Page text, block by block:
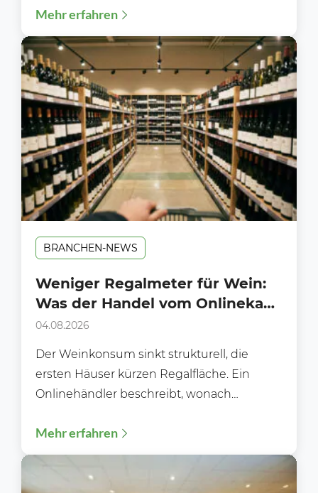
Mehr erfahren
BRANCHEN-NEWS
Weniger Regalmeter für Wein:
Was der Handel vom Onlinekauf
lernen kann
04.08.2026
Der Weinkonsum sinkt strukturell, die
ersten Häuser kürzen Regalfläche. Ein
Onlinehändler beschreibt, wonach
suchen und was das...
Mehr erfahren